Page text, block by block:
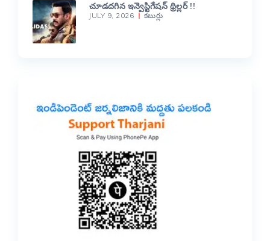
చూడదగిన ఇన్వెస్టిగేషన్ థ్రిల్లర్ !!
JULY 9, 2026 కబుర్లు